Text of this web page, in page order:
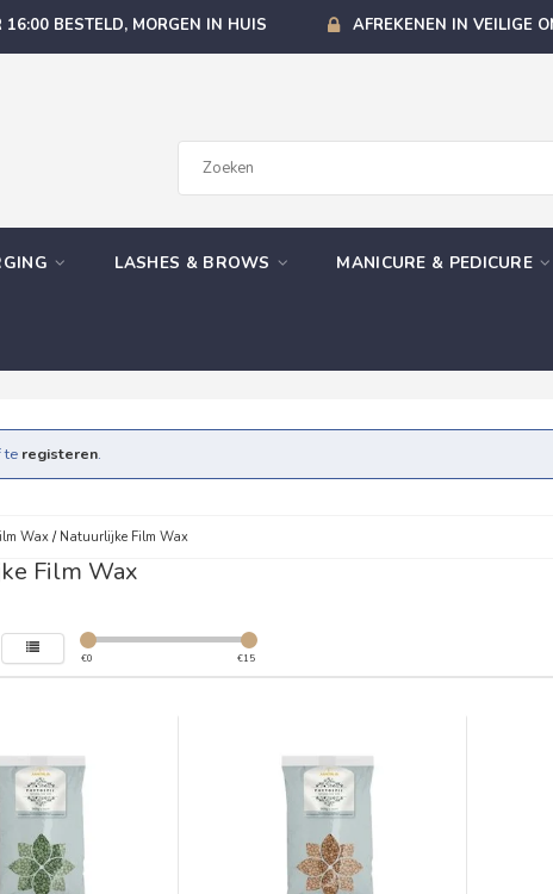
16:00 BESTELD, MORGEN IN HUIS AFREKENEN IN VEILIGE
LASHES & BROWS MANICURE & PEDICURE
te registeren.
Wax/ Natuurlijke Film Wax
Film Wax
€0 €15